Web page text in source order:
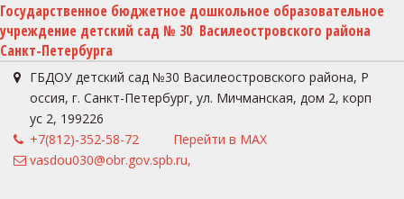
Государственное бюджетное дошкольное образовательное
учреждение детский сад № 30  Василеостровского района
Санкт-Петербурга
ГБДОУ детский сад №30 Василеостровского района, Р
оссия, г. Санкт-Петербург, ул. Мичманская, дом 2, корп
ус 2, 199226
+7(812)-352-58-72
Перейти в MAX
vasdou030@obr.gov.spb.ru,